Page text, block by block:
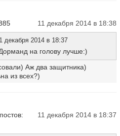
11 декабря 2014 в 18:38
декабря 2014 в 18:37
на голову лучше:)
Аж два защитника)
из всех?)
11 декабря 2014 в 18:37